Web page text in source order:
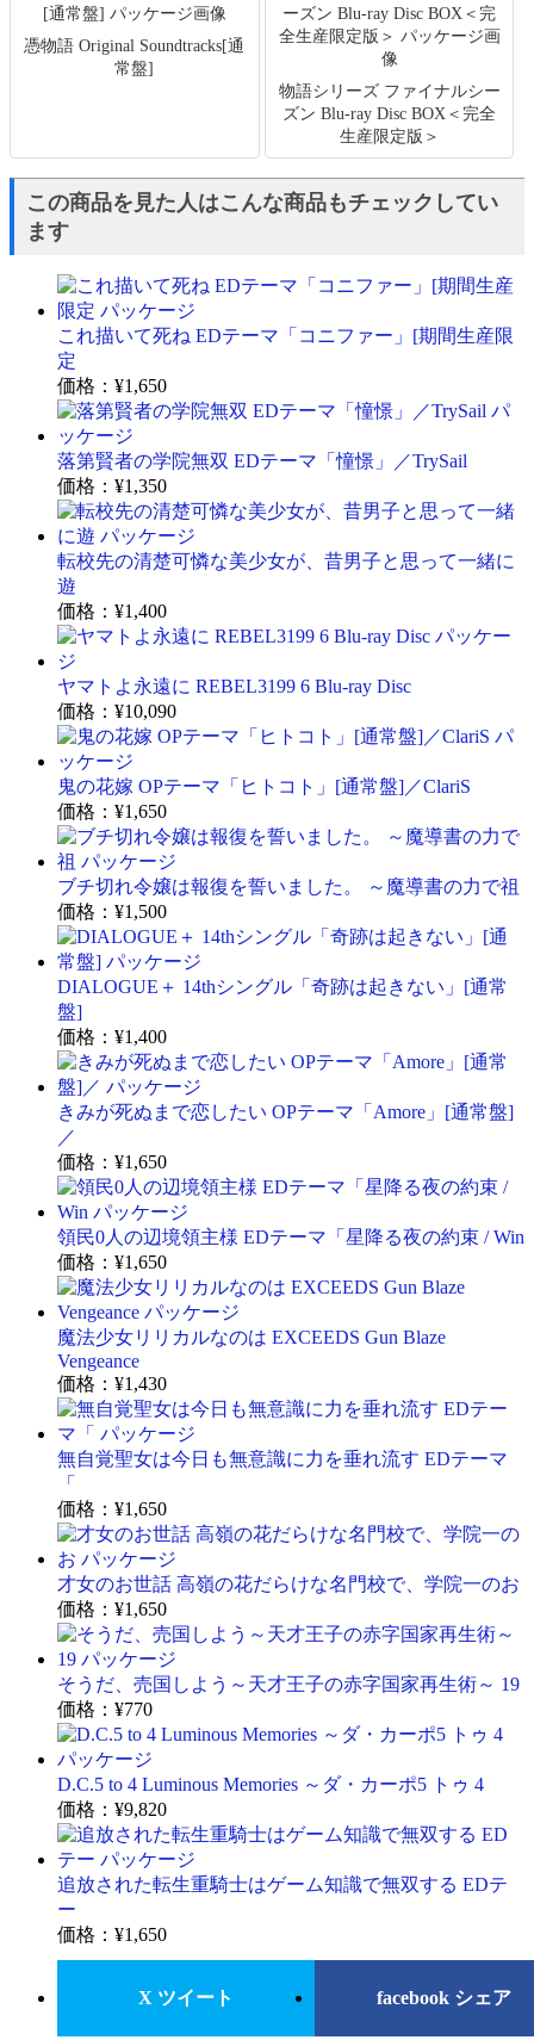
憑物語 Original Soundtracks[通
常盤]
物語シリーズ ファイナルシー
ズン Blu-ray Disc BOX＜完全
生産限定版＞
この商品を見た人はこんな商品もチェックしてい
ます
これ描いて死ね EDテーマ「コニファー」[期間生産限
定
価格： ¥1,650
落第賢者の学院無双 EDテーマ「憧憬」／TrySail
価格： ¥1,350
転校先の清楚可憐な美少女が、昔男子と思って一緒に
遊
価格： ¥1,400
ヤマトよ永遠に REBEL3199 6 Blu-ray Disc
価格： ¥10,090
鬼の花嫁 OPテーマ「ヒトコト」[通常盤]／ClariS
価格： ¥1,650
ブチ切れ令嬢は報復を誓いました。 ～魔導書の力で祖
価格： ¥1,500
DIALOGUE＋ 14thシングル「奇跡は起きない」[通常
盤]
価格： ¥1,400
きみが死ぬまで恋したい OPテーマ「Amore」[通常盤]
／
価格： ¥1,650
領民0人の辺境領主様 EDテーマ「星降る夜の約束 / Win
価格： ¥1,650
魔法少女リリカルなのは EXCEEDS Gun Blaze
Vengeance
価格： ¥1,430
無自覚聖女は今日も無意識に力を垂れ流す EDテーマ
「
価格： ¥1,650
才女のお世話 高嶺の花だらけな名門校で、学院一のお
価格： ¥1,650
そうだ、売国しよう～天才王子の赤字国家再生術～ 19
価格： ¥770
D.C.5 to 4 Luminous Memories ～ダ・カーポ5 トゥ 4
価格： ¥9,820
追放された転生重騎士はゲーム知識で無双する EDテ
ー
価格： ¥1,650
X ツイート facebook シェア